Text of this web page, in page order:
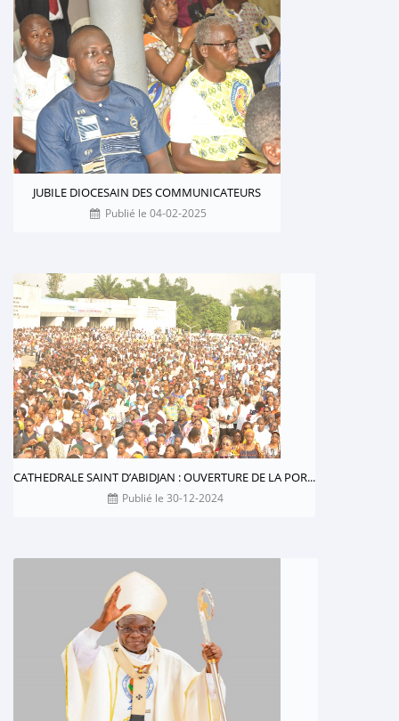
JUBILE DIOCESAIN DES COMMUNICATEURS
Publié le 04-02-2025
CATHEDRALE SAINT D’ABIDJAN : OUVERTURE DE LA POR...
Publié le 30-12-2024